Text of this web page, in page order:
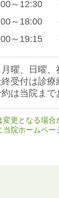
曜、日曜、
受付は診療
は当院まで
～12:30
～18:00
～19:15
更となる場合
当院ホームペー